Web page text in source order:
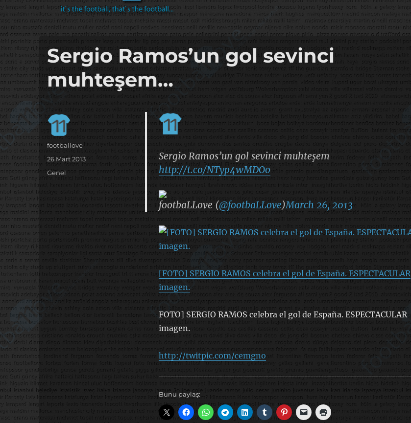
footbaLLove
it's the football, that's the football…
Sergio Ramos’un gol sevinci
muhteşem…
Sergio Ramos’un gol sevinci muhteşem
http://t.co/NTyp4wMDOo
footbaLLove (@footbaLLove)March 26, 2013
[FOTO] SERGIO RAMOS celebra el gol de España. ESPECTACULAR
imagen.
FOTO] SERGIO RAMOS celebra el gol de España. ESPECTACULAR
imagen.
http://twitpic.com/cemgno
Bunu paylaş:
Yazar
footballove
Yayın
tarihi
26 Mart 2013
Kategoriler
Genel